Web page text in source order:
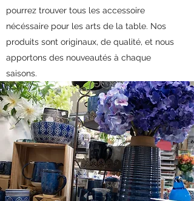
pourrez trouver tous les accessoire
nécéssaire pour les arts de la table. Nos
produits sont originaux, de qualité, et nous
apportons des nouveautés à chaque
saisons.